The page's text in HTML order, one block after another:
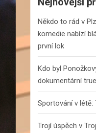
Někdo to rád v
komedie nabízí
první lok
Kdo byl
dokumentární
Sportování v létě:
Trojí úspěch v